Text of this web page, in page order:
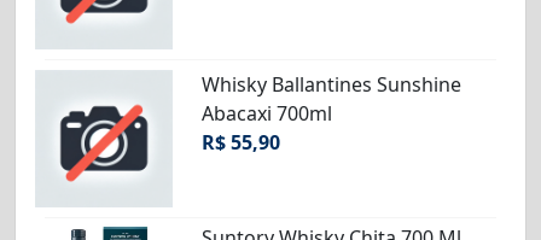
Whisky Ballantines Sunshine
Abacaxi 700ml
R$ 55,90